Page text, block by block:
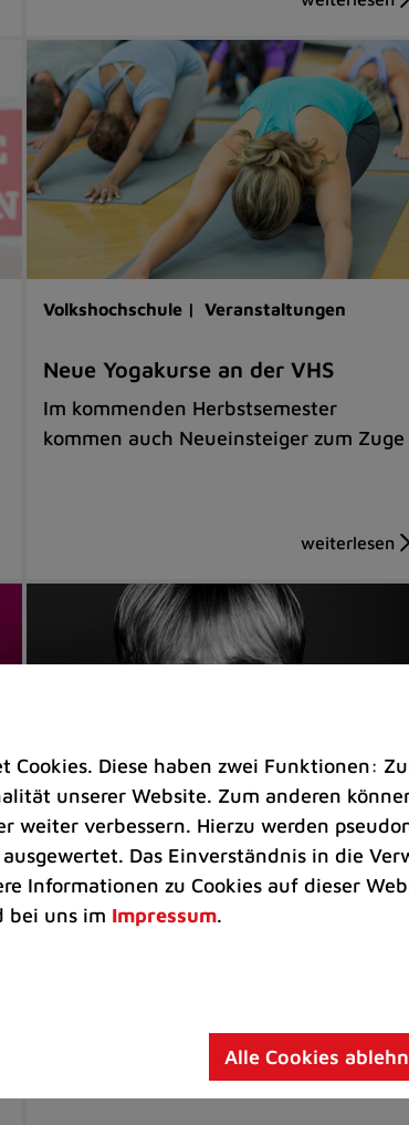
Volkshochschule | Veranstaltungen
Neue Yogakurse an der VHS
Im kommenden Herbstsemester
kommen auch Neueinsteiger zum Zuge
Veranstaltungen
Kultkicker Ansgar Brinkmann
Cookies. Diese haben zwei Funktionen:
unserer Website. Zum anderen
weiter verbessern. Hierzu werden
Das Einverständnis in die
Informationen zu Cookies auf dieser
bei uns im Impressum.
Alle Cookies